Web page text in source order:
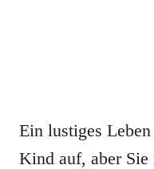
Ein lustiges
Kind auf, aber Sie